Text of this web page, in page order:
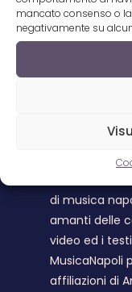
mancato consenso o
negativamente su
Pubblicità
di musica
amanti delle
video ed i
MusicaNapoli
affiliazioni di